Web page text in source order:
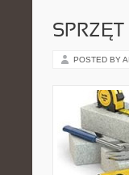
POSTED BY